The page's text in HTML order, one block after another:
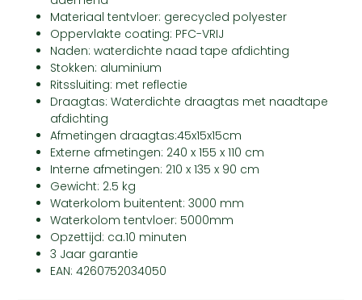
Materiaal tentvloer: gerecycled polyester
Oppervlakte coating: PFC-VRIJ
Naden: waterdichte naad tape afdichting
Stokken: aluminium
Ritssluiting: met reflectie
Draagtas: Waterdichte draagtas met naadtape
afdichting
Afmetingen draagtas:45x15x15cm
Externe afmetingen: 240 x 155 x 110 cm
Interne afmetingen: 210 x 135 x 90 cm
Gewicht: 2.5 kg
Waterkolom buitentent: 3000 mm
Waterkolom tentvloer: 5000mm
Opzettijd: ca.10 minuten
3 Jaar garantie
EAN: 4260752034050